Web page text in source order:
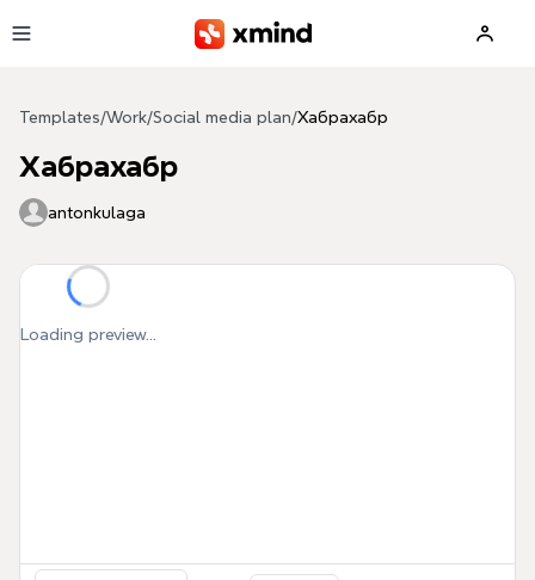
Templates/Work/Social media plan/Хабрахабр
Хабрахабр
antonkulaga
Loading preview...